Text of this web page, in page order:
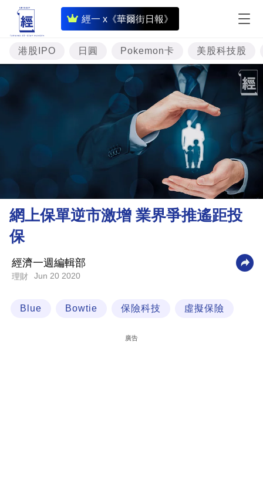
經一 x《華爾街日報》
即
時
財
經
資
理
財
業
科
港股IPO 日圓 Pokemon卡 美股科技股
網上保單逆市激增 業界爭推遙距投
保
經濟一週編輯部
理財 Jun 20 2020
Blue Bowtie 保險科技 虛擬保險
廣告